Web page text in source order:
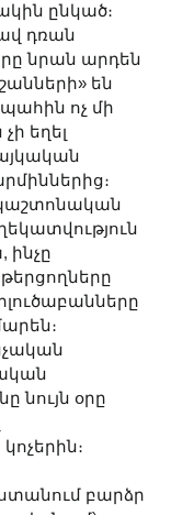
ընկած։
դռան
նրան արդեն
են
ոչ մի
եղել
ինչը
նույն օրը
բարձր